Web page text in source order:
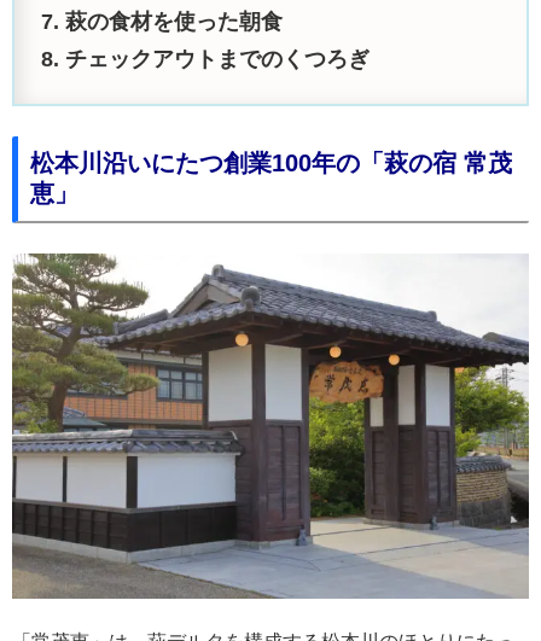
萩の食材を使った朝食
チェックアウトまでのくつろぎ
松本川沿いにたつ創業100年の「萩の宿 常茂
恵」